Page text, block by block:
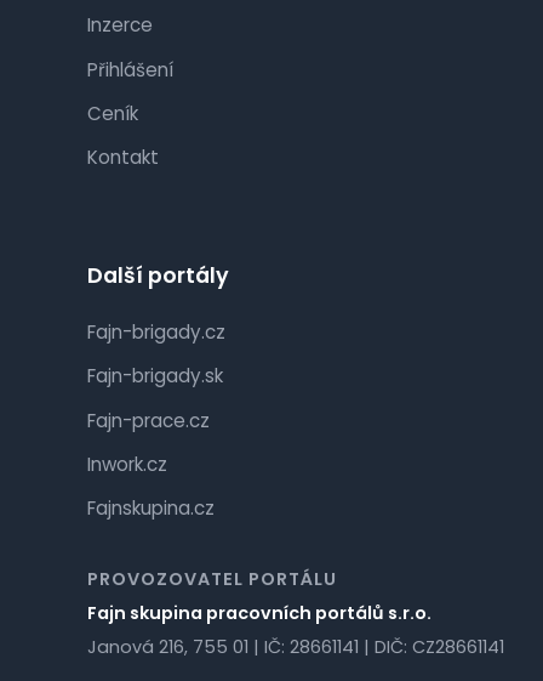
Inzerce
Přihlášení
Ceník
Kontakt
Další portály
Fajn-brigady.cz
Fajn-brigady.sk
Fajn-prace.cz
Inwork.cz
Fajnskupina.cz
PROVOZOVATEL PORTÁLU
Fajn skupina pracovních portálů s.r.o.
Janová 216, 755 01 | IČ: 28661141 | DIČ: CZ28661141